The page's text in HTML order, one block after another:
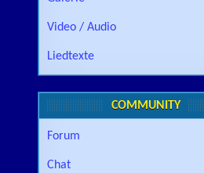
Video / Audio
Liedtexte
COMMUNITY
Forum
Chat